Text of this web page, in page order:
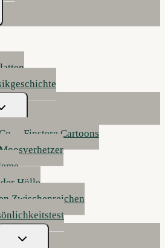
– Finstere Cartoons
Hölle
Zwischenreichen
Untermenü